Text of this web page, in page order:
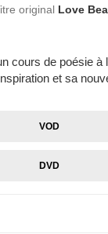
original Love
cours de poésie à
et sa
VOD
DVD